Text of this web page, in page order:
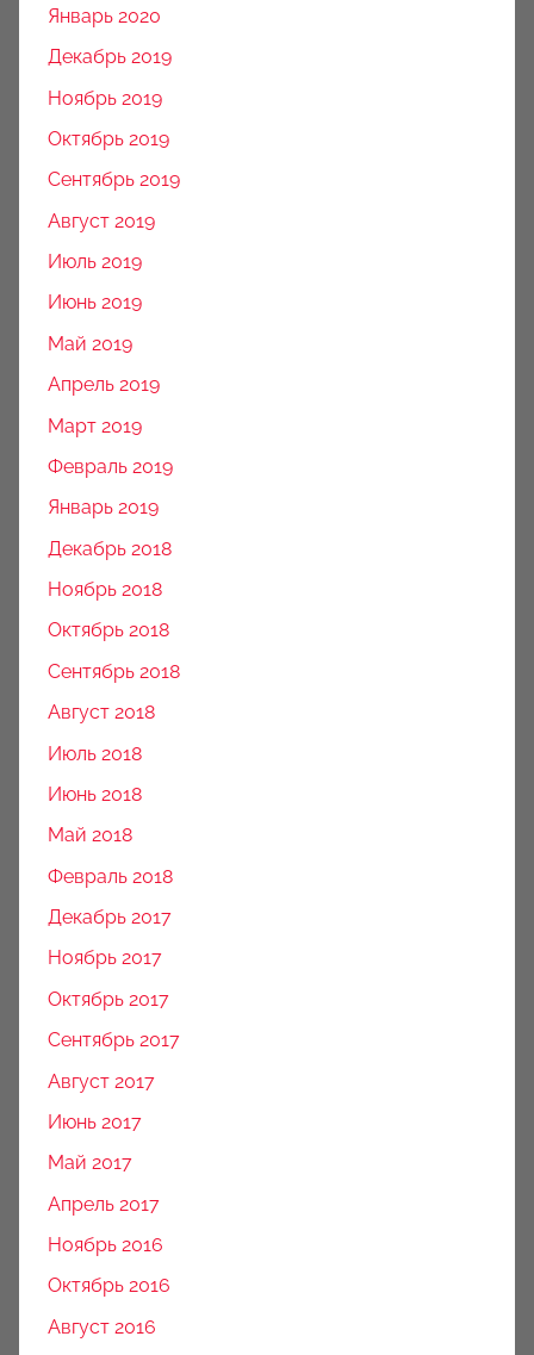
Январь 2020
Декабрь 2019
Ноябрь 2019
Октябрь 2019
Сентябрь 2019
Август 2019
Июль 2019
Июнь 2019
Май 2019
Апрель 2019
Март 2019
Февраль 2019
Январь 2019
Декабрь 2018
Ноябрь 2018
Октябрь 2018
Сентябрь 2018
Август 2018
Июль 2018
Июнь 2018
Май 2018
Февраль 2018
Декабрь 2017
Ноябрь 2017
Октябрь 2017
Сентябрь 2017
Август 2017
Июнь 2017
Май 2017
Апрель 2017
Ноябрь 2016
Октябрь 2016
Август 2016